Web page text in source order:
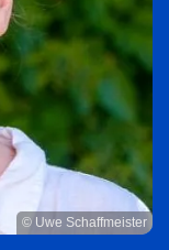
© Uwe Schaffmeister